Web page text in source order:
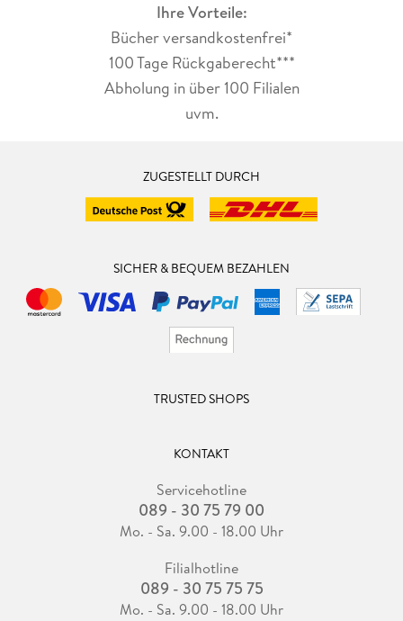
Ihre Vorteile:
Bücher versandkostenfrei*
100 Tage Rückgaberecht***
Abholung in über 100 Filialen
uvm.
ZUGESTELLT DURCH
SICHER & BEQUEM BEZAHLEN
TRUSTED SHOPS
KONTAKT
Servicehotline
089 - 30 75 79 00
Mo. - Sa. 9.00 - 18.00 Uhr
Filialhotline
089 - 30 75 75 75
Mo. - Sa. 9.00 - 18.00 Uhr